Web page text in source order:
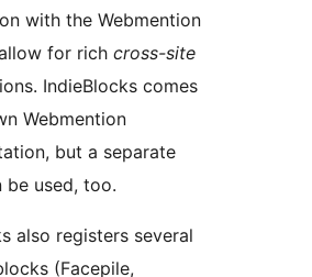
with the Webmention
for rich cross-site
IndieBlocks comes
Webmention
but a separate
be used, too.
also registers several
(Facepile,